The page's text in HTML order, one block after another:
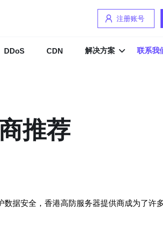
注册账号
DDoS CDN 解决方案 联系我
推荐
据安全，香港高防服务器提供商成为了许